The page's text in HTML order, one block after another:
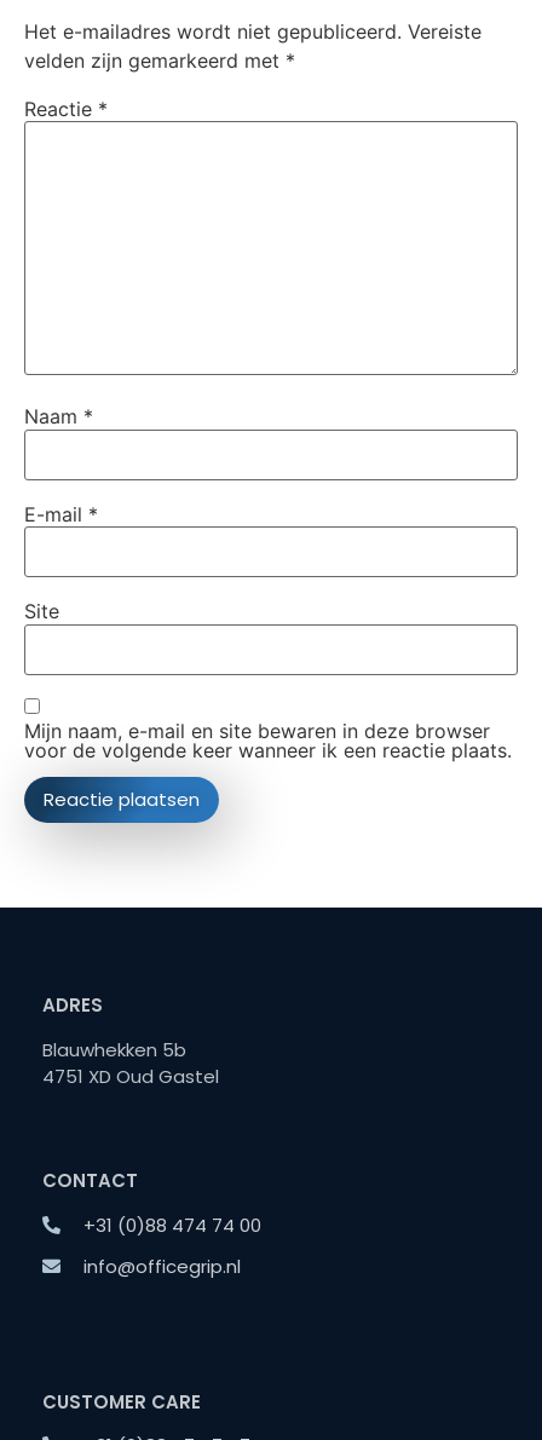
Het e-mailadres wordt niet gepubliceerd. Vereiste
velden zijn gemarkeerd met *
Reactie *
Naam *
E-mail *
Site
Mijn naam, e-mail en site bewaren in deze browser
voor de volgende keer wanneer ik een reactie plaats.
ADRES
Blauwhekken 5b
4751 XD Oud Gastel
CONTACT
+31 (0)88 474 74 00
info@officegrip.nl
CUSTOMER CARE